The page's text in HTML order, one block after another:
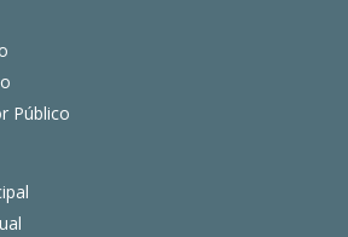
Público